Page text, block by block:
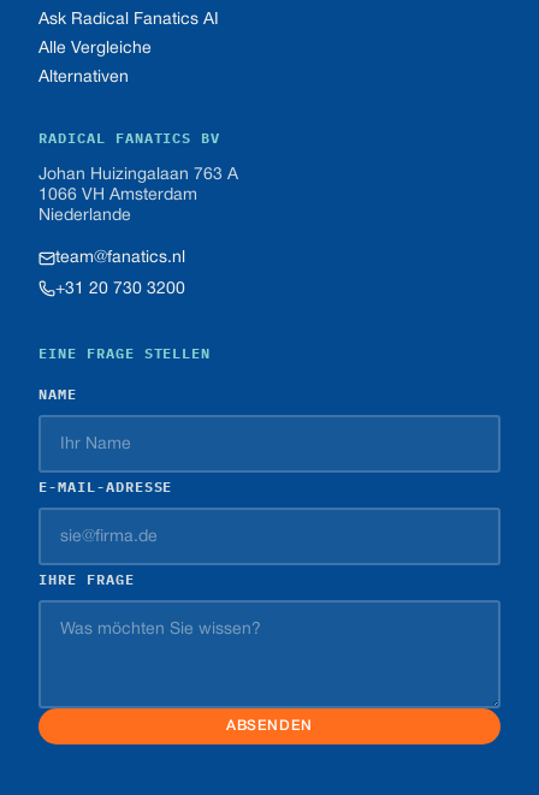
Ask Radical Fanatics AI
Alle Vergleiche
Alternativen
RADICAL FANATICS BV
Johan Huizingalaan 763 A
1066 VH Amsterdam
Niederlande
team@fanatics.nl
+31 20 730 3200
EINE FRAGE STELLEN
NAME
E-MAIL-ADRESSE
IHRE FRAGE
ABSENDEN